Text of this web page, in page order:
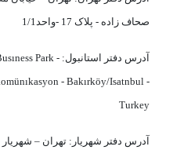
صحاف زاده - پلاک 17 -واحد1/1
آدرس دفتر استانبول: Park -
- Bakırköy/Isatnbul -
Turkey
آدرس دفتر شهریار: